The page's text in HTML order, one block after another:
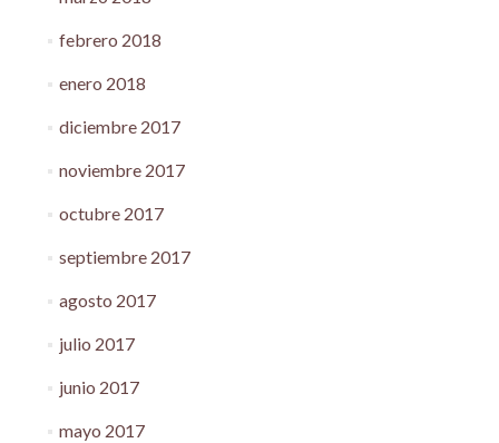
febrero 2018
enero 2018
diciembre 2017
noviembre 2017
octubre 2017
septiembre 2017
agosto 2017
julio 2017
junio 2017
mayo 2017